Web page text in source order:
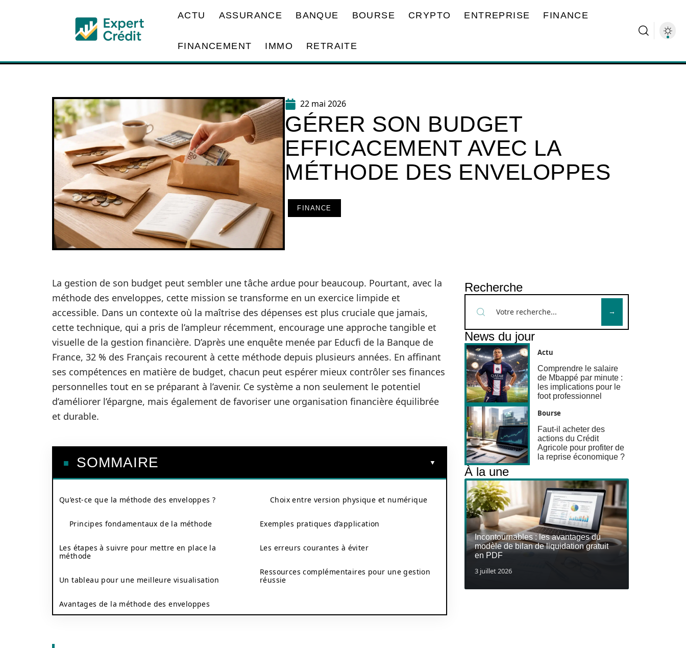
ACTU ASSURANCE BANQUE BOURSE CRYPTO ENTREPRISE FINANCE
FINANCEMENT IMMO RETRAITE
22 mai 2026
GÉRER SON BUDGET
EFFICACEMENT AVEC LA
MÉTHODE DES ENVELOPPES
FINANCE
La gestion de son budget peut sembler une tâche ardue pour beaucoup. Pourtant, avec la
méthode des enveloppes, cette mission se transforme en un exercice limpide et
accessible. Dans un contexte où la maîtrise des dépenses est plus cruciale que jamais,
cette technique, qui a pris de l’ampleur récemment, encourage une approche tangible et
visuelle de la gestion financière. D’après une enquête menée par Educfi de la Banque de
France, 32 % des Français recourent à cette méthode depuis plusieurs années. En affinant
ses compétences en matière de budget, chacun peut espérer mieux contrôler ses finances
personnelles tout en se préparant à l’avenir. Ce système a non seulement le potentiel
d’améliorer l’épargne, mais également de favoriser une organisation financière équilibrée
et durable.
SOMMAIRE
Qu’est-ce que la méthode des enveloppes ?
Principes fondamentaux de la méthode
Les étapes à suivre pour mettre en place la
méthode
Un tableau pour une meilleure visualisation
Avantages de la méthode des enveloppes
Choix entre version physique et numérique
Exemples pratiques d’application
Les erreurs courantes à éviter
Ressources complémentaires pour une gestion
réussie
Recherche
News du jour
Actu
Comprendre le salaire
de Mbappé par minute :
les implications pour le
foot professionnel
Bourse
Faut-il acheter des
actions du Crédit
Agricole pour profiter de
la reprise économique ?
À la une
Incontournables : les avantages du
modèle de bilan de liquidation gratuit
en PDF
3 juillet 2026